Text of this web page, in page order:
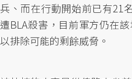
兵、而在行動開始前已有21
遭BLA殺害，目前軍方仍在
以排除可能的剩餘威脅。